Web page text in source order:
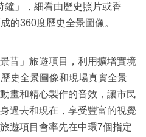
鐘」，細看由歷史照片或香
的360度歷史全景圖像。
昔」旅遊項目，利用擴增實境
史全景圖像和現場真實全景
畫和精心製作的音效，讓市民
過去和現在，享受豐富的視覺
遊項目會率先在中環7個指定